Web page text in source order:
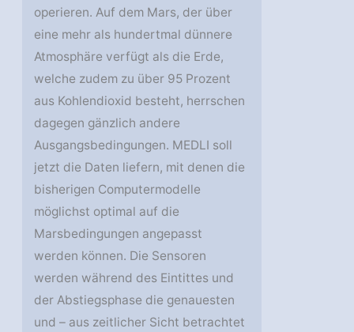
operieren. Auf dem Mars, der über
eine mehr als hundertmal dünnere
Atmosphäre verfügt als die Erde,
welche zudem zu über 95 Prozent
aus Kohlendioxid besteht, herrschen
dagegen gänzlich andere
Ausgangsbedingungen. MEDLI soll
jetzt die Daten liefern, mit denen die
bisherigen Computermodelle
möglichst optimal auf die
Marsbedingungen angepasst
werden können. Die Sensoren
werden während des Eintittes und
der Abstiegsphase die genauesten
und – aus zeitlicher Sicht betrachtet